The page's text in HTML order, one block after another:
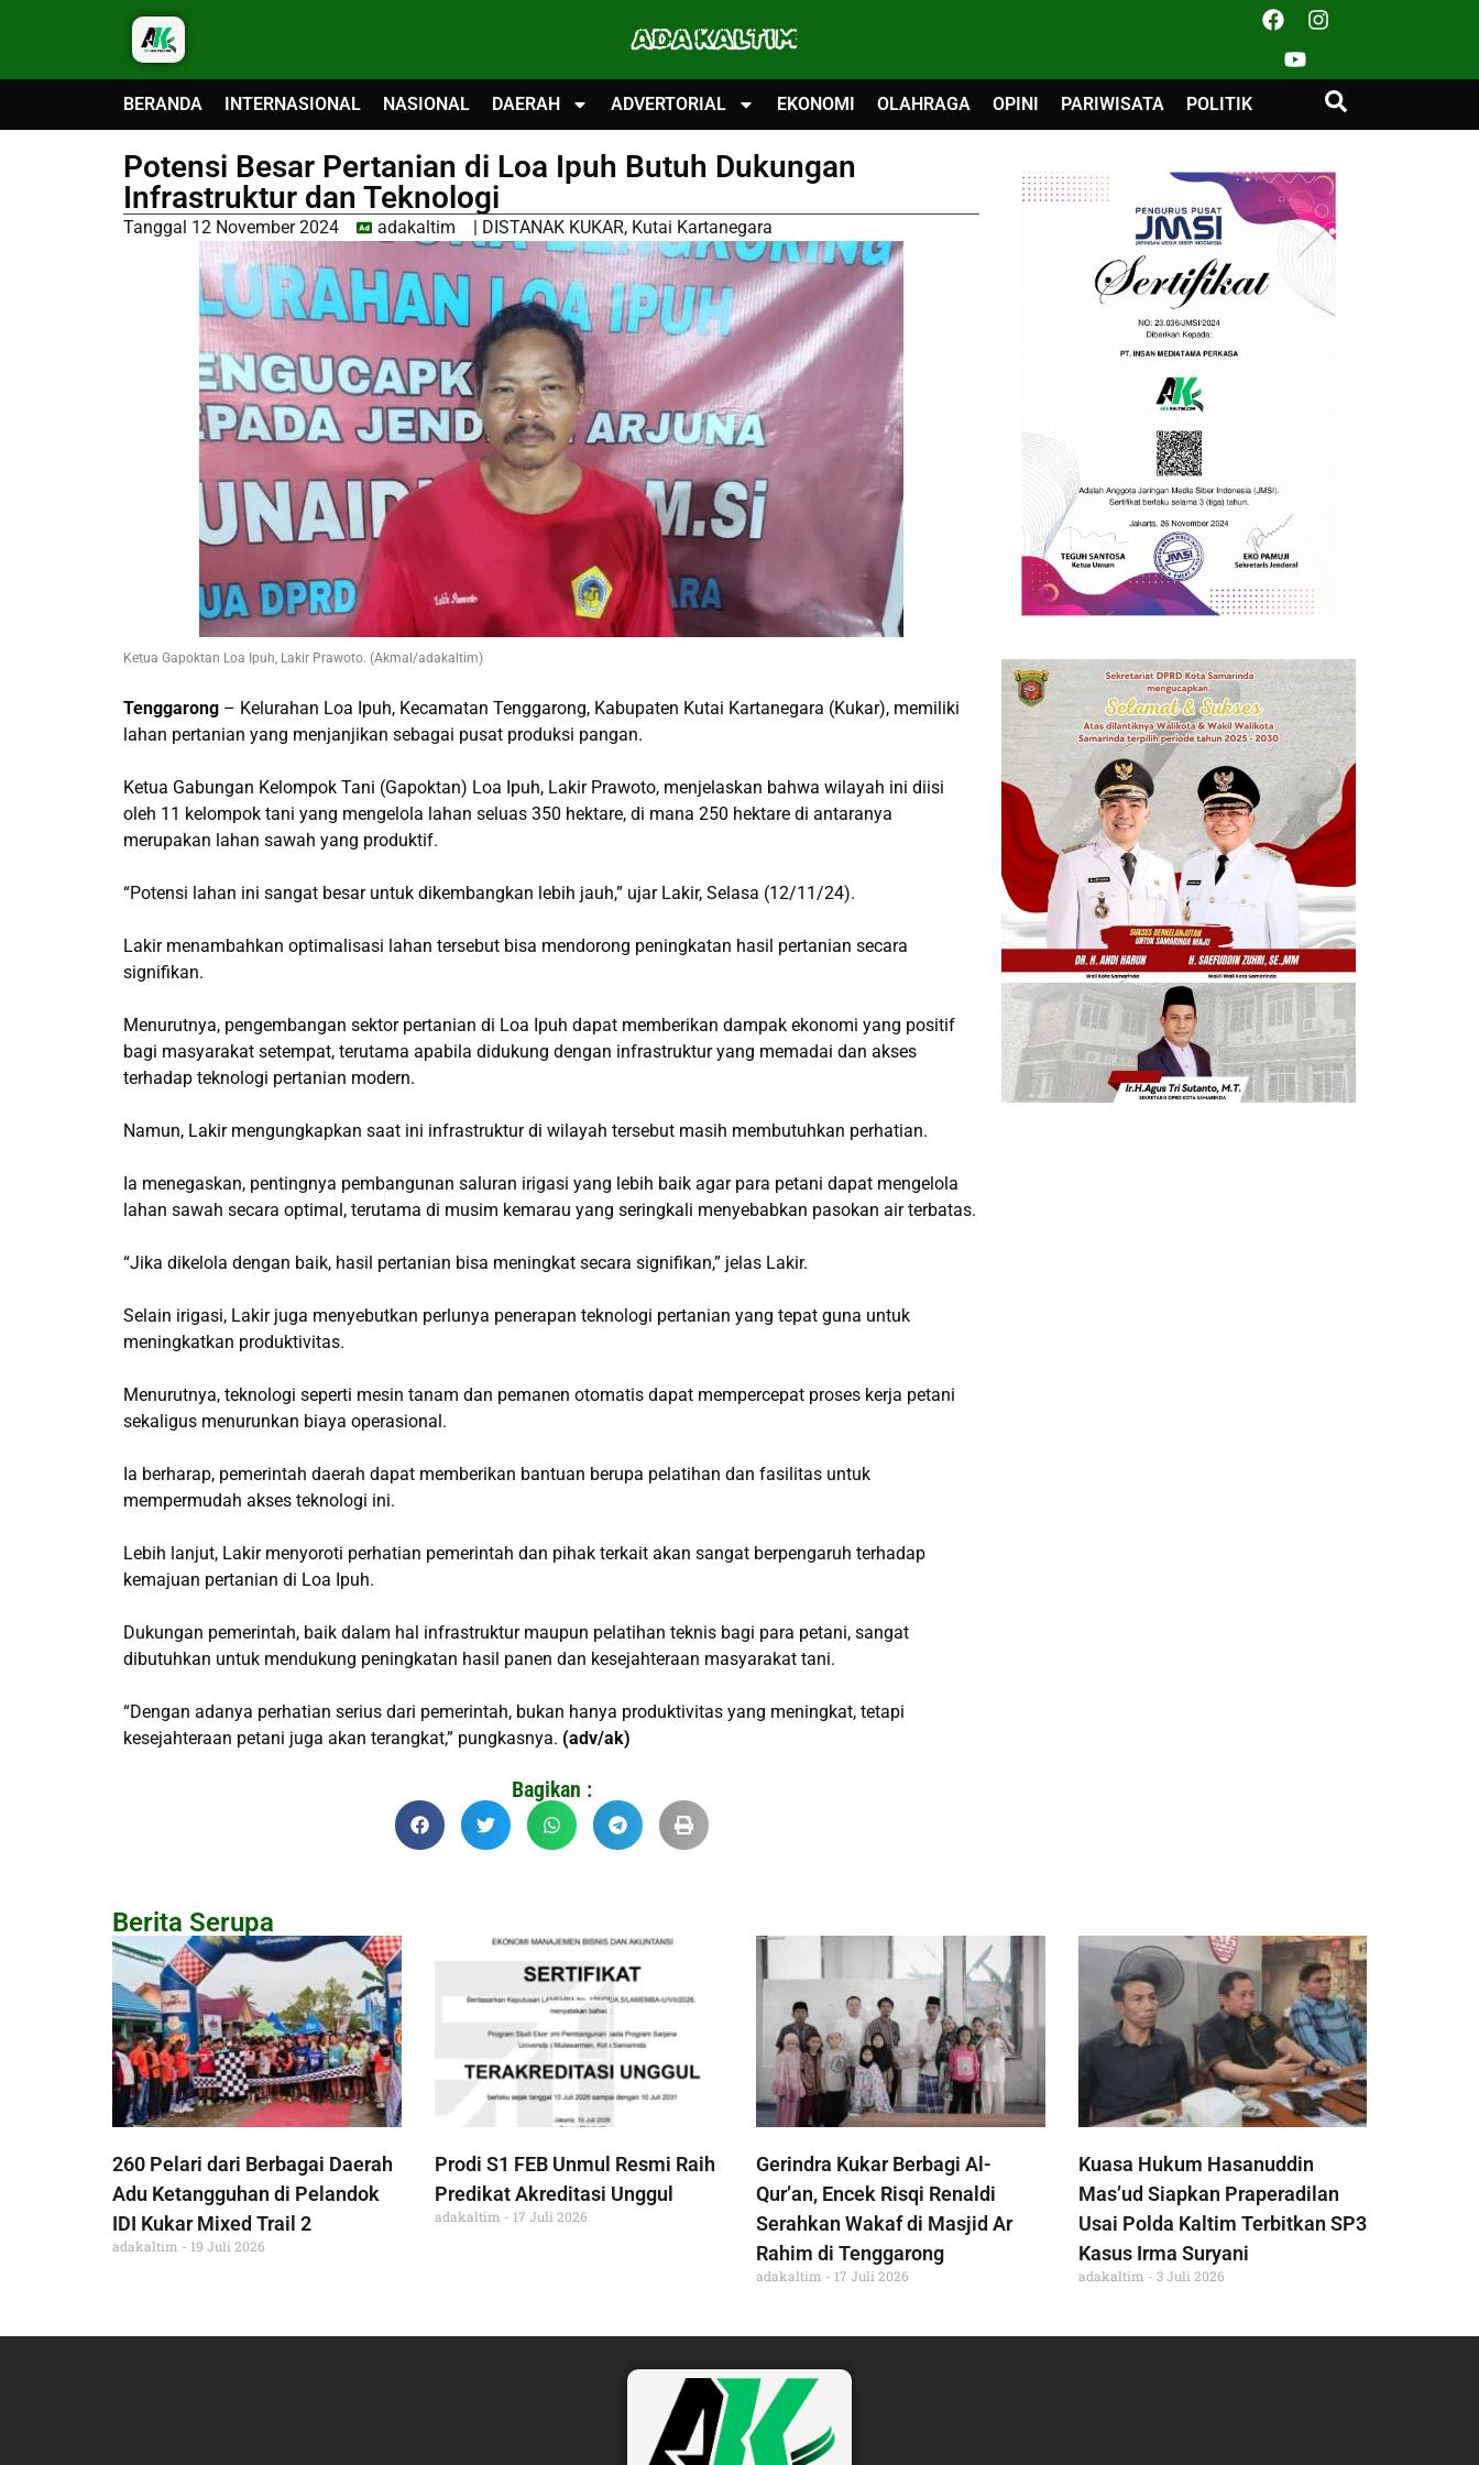
ADA KALTIM
BERANDA INTERNASIONAL NASIONAL DAERAH ADVERTORIAL EKONOMI OLAHRAGA OPINI PARIWISATA POLITIK
Potensi Besar Pertanian di Loa Ipuh Butuh Dukungan
Infrastruktur dan Teknologi
Tanggal 12 November 2024 adakaltim | DISTANAK KUKAR, Kutai Kartanegara
Ketua Gapoktan Loa Ipuh, Lakir Prawoto. (Akmal/adakaltim)
Tenggarong – Kelurahan Loa Ipuh, Kecamatan Tenggarong, Kabupaten Kutai Kartanegara (Kukar), memiliki
lahan pertanian yang menjanjikan sebagai pusat produksi pangan.
Ketua Gabungan Kelompok Tani (Gapoktan) Loa Ipuh, Lakir Prawoto, menjelaskan bahwa wilayah ini diisi
oleh 11 kelompok tani yang mengelola lahan seluas 350 hektare, di mana 250 hektare di antaranya
merupakan lahan sawah yang produktif.
“Potensi lahan ini sangat besar untuk dikembangkan lebih jauh,” ujar Lakir, Selasa (12/11/24).
Lakir menambahkan optimalisasi lahan tersebut bisa mendorong peningkatan hasil pertanian secara
signifikan.
Menurutnya, pengembangan sektor pertanian di Loa Ipuh dapat memberikan dampak ekonomi yang positif
bagi masyarakat setempat, terutama apabila didukung dengan infrastruktur yang memadai dan akses
terhadap teknologi pertanian modern.
Namun, Lakir mengungkapkan saat ini infrastruktur di wilayah tersebut masih membutuhkan perhatian.
Ia menegaskan, pentingnya pembangunan saluran irigasi yang lebih baik agar para petani dapat mengelola
lahan sawah secara optimal, terutama di musim kemarau yang seringkali menyebabkan pasokan air terbatas.
“Jika dikelola dengan baik, hasil pertanian bisa meningkat secara signifikan,” jelas Lakir.
Selain irigasi, Lakir juga menyebutkan perlunya penerapan teknologi pertanian yang tepat guna untuk
meningkatkan produktivitas.
Menurutnya, teknologi seperti mesin tanam dan pemanen otomatis dapat mempercepat proses kerja petani
sekaligus menurunkan biaya operasional.
Ia berharap, pemerintah daerah dapat memberikan bantuan berupa pelatihan dan fasilitas untuk
mempermudah akses teknologi ini.
Lebih lanjut, Lakir menyoroti perhatian pemerintah dan pihak terkait akan sangat berpengaruh terhadap
kemajuan pertanian di Loa Ipuh.
Dukungan pemerintah, baik dalam hal infrastruktur maupun pelatihan teknis bagi para petani, sangat
dibutuhkan untuk mendukung peningkatan hasil panen dan kesejahteraan masyarakat tani.
“Dengan adanya perhatian serius dari pemerintah, bukan hanya produktivitas yang meningkat, tetapi
kesejahteraan petani juga akan terangkat,” pungkasnya. (adv/ak)
Bagikan :
Berita Serupa
260 Pelari dari Berbagai Daerah
Adu Ketangguhan di Pelandok
IDI Kukar Mixed Trail 2
adakaltim 19 Juli 2026
Prodi S1 FEB Unmul Resmi Raih
Predikat Akreditasi Unggul
adakaltim 17 Juli 2026
Gerindra Kukar Berbagi Al-
Qur’an, Encek Risqi Renaldi
Serahkan Wakaf di Masjid Ar
Rahim di Tenggarong
adakaltim 17 Juli 2026
Kuasa Hukum Hasanuddin
Mas’ud Siapkan Praperadilan
Usai Polda Kaltim Terbitkan SP3
Kasus Irma Suryani
adakaltim 3 Juli 2026